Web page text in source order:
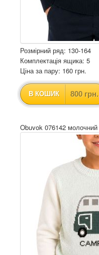
Розмірний ряд: 130-164
Комплектація ящика: 5
Ціна за пару: 160 грн.
В КОШИК 800 грн.
Obuvok 076142 молочний